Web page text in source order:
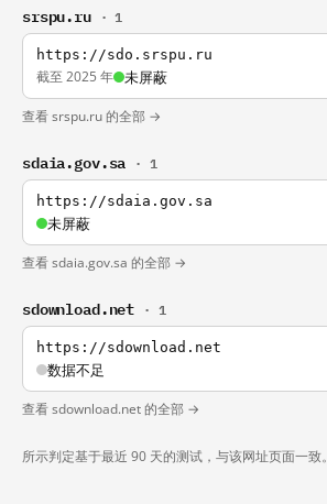
srspu.ru · 1
https://sdo.srspu.ru
截至 2025 年 未屏蔽
查看 srspu.ru 的全部 →
sdaia.gov.sa · 1
https://sdaia.gov.sa
未屏蔽
查看 sdaia.gov.sa 的全部 →
sdownload.net · 1
https://sdownload.net
数据不足
查看 sdownload.net 的全部 →
所示判定基于最近 90 天的测试，与该网址页面一致。